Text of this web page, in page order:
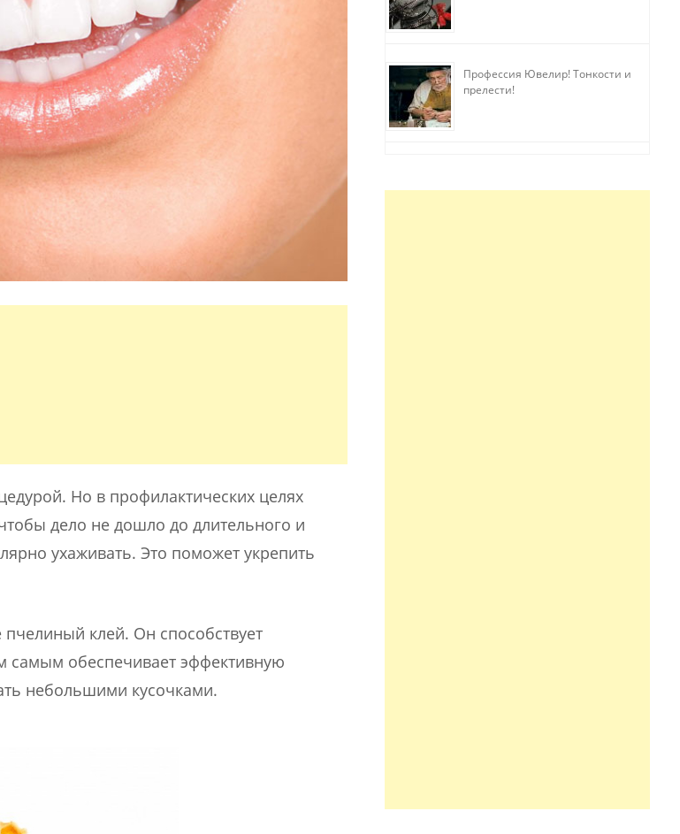
Но в профилактических целях
дело не дошло до длительного и
ухаживать. Это поможет укрепить
клей. Он способствует
самым обеспечивает эффективную
небольшими кусочками.
Профессия Ювелир! Тонкости и
прелести!